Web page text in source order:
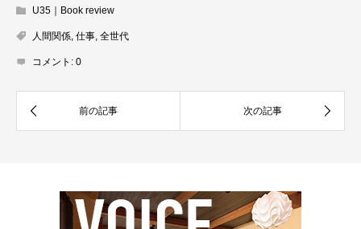
U35｜Book review
人間関係, 仕事, 全世代
コメント: 0